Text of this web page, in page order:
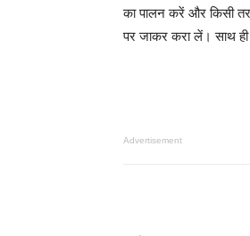
का पालन करें और किसी
पर जाकर करा लें। साथ
Advertisement